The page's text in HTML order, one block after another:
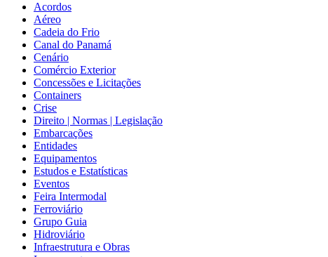
Acordos
Aéreo
Cadeia do Frio
Canal do Panamá
Cenário
Comércio Exterior
Concessões e Licitações
Containers
Crise
Direito | Normas | Legislação
Embarcações
Entidades
Equipamentos
Estudos e Estatísticas
Eventos
Feira Intermodal
Ferroviário
Grupo Guia
Hidroviário
Infraestrutura e Obras